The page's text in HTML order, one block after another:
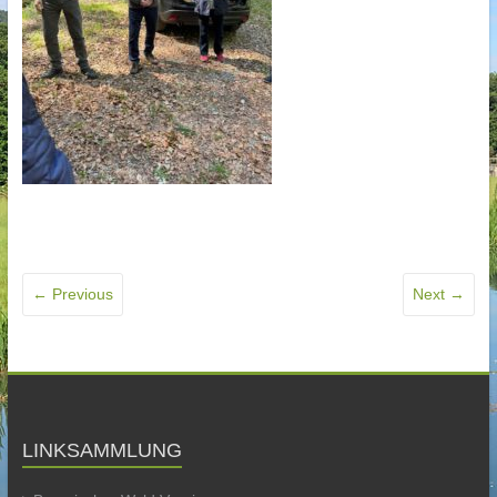
← Previous Next →
LINKSAMMLUNG